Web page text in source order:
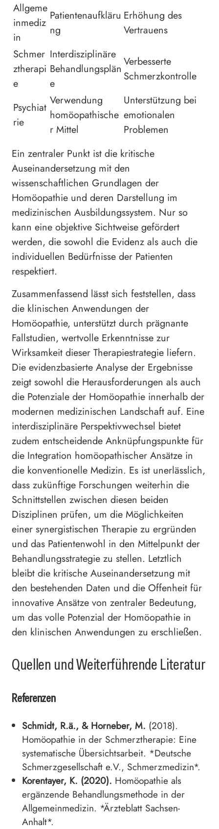
Allgeme
inmediz
in
Patientenaufkläru
ng
Erhöhung des
Vertrauens
Schmer
ztherapi
e
Interdisziplinäre
Behandlungsplän
e
Verbesserte
Schmerzkontrolle
Psychiat
rie
Verwendung
homöopathische
r Mittel
Unterstützung bei
emotionalen
Problemen
Ein zentraler Punkt ist die kritische
Auseinandersetzung mit den
wissenschaftlichen Grundlagen der
Homöopathie und deren Darstellung im
medizinischen Ausbildungssystem. Nur so
kann eine objektive Sichtweise gefördert
werden, die sowohl die Evidenz als auch die
individuellen Bedürfnisse der Patienten
respektiert.
Zusammenfassend lässt sich feststellen, dass
die klinischen Anwendungen der
Homöopathie, unterstützt durch prägnante
Fallstudien, wertvolle Erkenntnisse zur
Wirksamkeit dieser Therapiestrategie liefern.
Die evidenzbasierte Analyse der Ergebnisse
zeigt sowohl die Herausforderungen als auch
die Potenziale der Homöopathie innerhalb der
modernen medizinischen Landschaft auf. Eine
interdisziplinäre Perspektivwechsel bietet
zudem entscheidende Anknüpfungspunkte für
die Integration homöopathischer Ansätze in
die konventionelle Medizin. Es ist unerlässlich,
dass zukünftige Forschungen weiterhin die
Schnittstellen zwischen diesen beiden
Disziplinen prüfen, um die Möglichkeiten
einer synergistischen Therapie zu ergründen
und das Patientenwohl in den Mittelpunkt der
Behandlungsstrategie zu stellen. Letztlich
bleibt die kritische Auseinandersetzung mit
den bestehenden Daten und die Offenheit für
innovative Ansätze von zentraler Bedeutung,
um das volle Potenzial der Homöopathie in
den klinischen Anwendungen zu erschließen.
Quellen und Weiterführende Literatur
Referenzen
Schmidt, R.ä., & Horneber, M. (2018).
Homöopathie in der Schmerztherapie: Eine
systematische Übersichtsarbeit. *Deutsche
Schmerzgesellschaft e.V., Schmerzmedizin*.
Korentayer, K. (2020). Homöopathie als
ergänzende Behandlungsmethode in der
Allgemeinmedizin. *Ärzteblatt Sachsen-
Anhalt*.